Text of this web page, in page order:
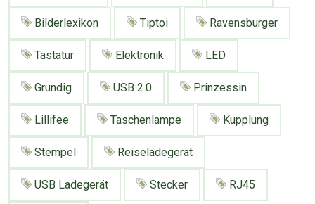
Presse News
Suchanfragen
Zufallsartikel
Kategoriewolke
Bilderlexikon Tiptoi Ravensburger
Tastatur Elektronik LED
Grundig USB 2.0 Prinzessin
Lillifee Taschenlampe Kupplung
Stempel Reiseladegerät
USB Ladegerät Stecker RJ45